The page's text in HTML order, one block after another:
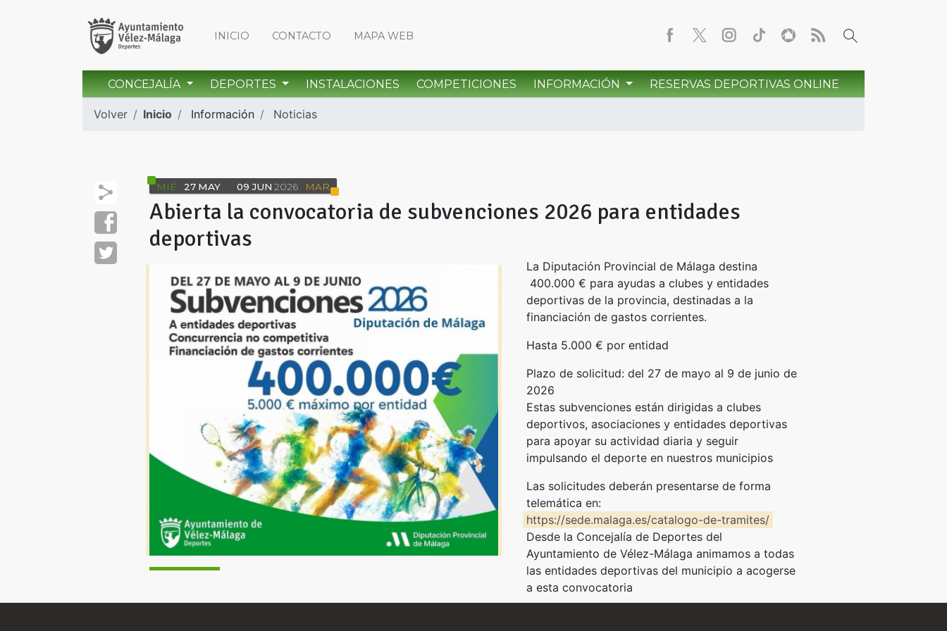
INICIO CONTACTO MAPA WEB
CONCEJALÍA DEPORTES INSTALACIONES COMPETICIONES INFORMACIÓN RESERVAS DEPORTIVAS ONLINE
Volver Inicio Información Noticias
MIÉ 27 MAY 09 JUN 2026 MAR
Abierta la convocatoria de subvenciones 2026 para entidades
deportivas
La Diputación Provincial de Málaga destina
400.000 € para ayudas a clubes y entidades
deportivas de la provincia, destinadas a la
financiación de gastos corrientes.
Hasta 5.000 € por entidad
Plazo de solicitud: del 27 de mayo al 9 de junio de
2026
Estas subvenciones están dirigidas a clubes
deportivos, asociaciones y entidades deportivas
para apoyar su actividad diaria y seguir
impulsando el deporte en nuestros municipios
Las solicitudes deberán presentarse de forma
telemática en:
https://sede.malaga.es/catalogo-de-tramites/
Desde la Concejalía de Deportes del
Ayuntamiento de Vélez-Málaga animamos a todas
las entidades deportivas del municipio a acogerse
a esta convocatoria